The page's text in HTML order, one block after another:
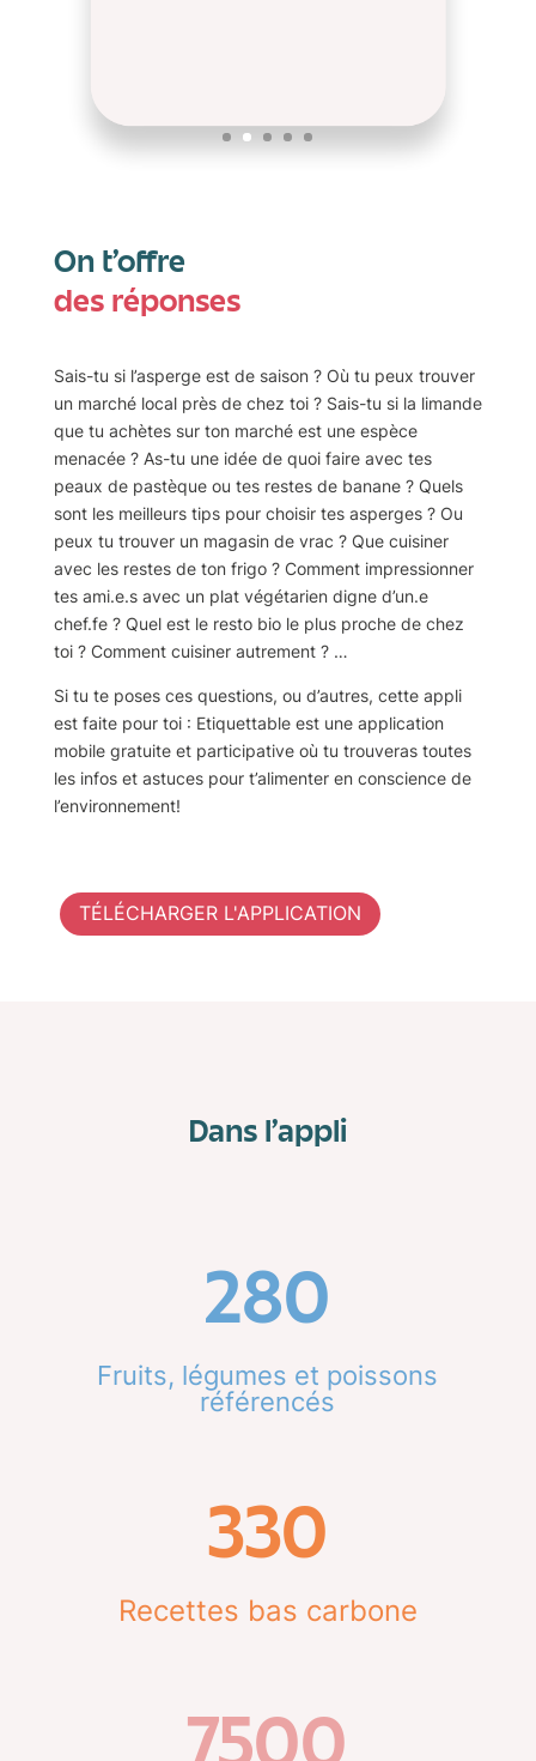
On t’offre
des réponses
Sais-tu si l’asperge est de saison ? Où tu peux trouver
un marché local près de chez toi ? Sais-tu si la limande
que tu achètes sur ton marché est une espèce
menacée ? As-tu une idée de quoi faire avec tes
peaux de pastèque ou tes restes de banane ? Quels
sont les meilleurs tips pour choisir tes asperges ? Ou
peux tu trouver un magasin de vrac ? Que cuisiner
avec les restes de ton frigo ? Comment impressionner
tes ami.e.s avec un plat végétarien digne d’un.e
chef.fe ? Quel est le resto bio le plus proche de chez
toi ? Comment cuisiner autrement ? …
Si tu te poses ces questions, ou d’autres, cette appli
est faite pour toi : Etiquettable est une application
mobile gratuite et participative où tu trouveras toutes
les infos et astuces pour t’alimenter en conscience de
l’environnement!
TÉLÉCHARGER L'APPLICATION
Dans l’appli
280
Fruits, légumes et poissons
référencés
330
Recettes bas carbone
7500